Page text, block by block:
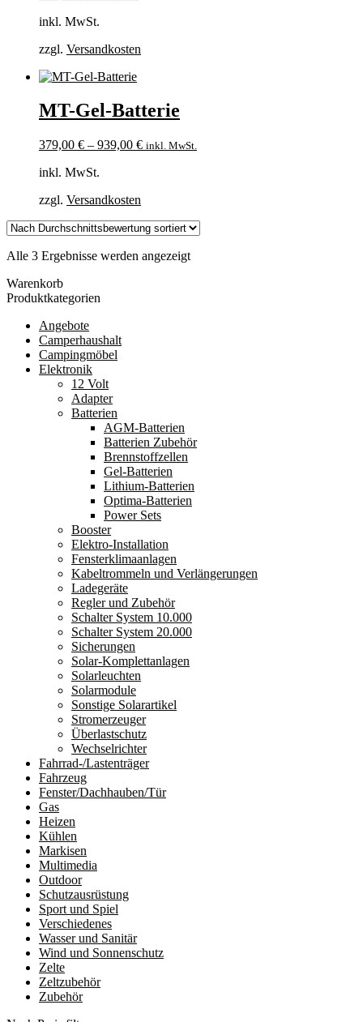
inkl. MwSt.
zzgl. Versandkosten
MT-Gel-Batterie
379,00 € – 939,00 € inkl. MwSt.
inkl. MwSt.
zzgl. Versandkosten
Alle 3 Ergebnisse werden angezeigtNach
Warenkorb
Produktkategorien
Angebote
Camperhaushalt
Campingmöbel
Elektronik
12 Volt
Adapter
Batterien
AGM-Batterien
Batterien Zubehör
Brennstoffzellen
Gel-Batterien
Lithium-Batterien
Optima-Batterien
Power Sets
Booster
Elektro-Installation
Fensterklimaanlagen
Kabeltrommeln und Verlängerungen
Ladegeräte
Regler und Zubehör
Schalter System 10.000
Schalter System 20.000
Sicherungen
Solar-Komplettanlagen
Solarleuchten
Solarmodule
Sonstige Solarartikel
Stromerzeuger
Überlastschutz
Wechselrichter
Fahrrad-/Lastenträger
Fahrzeug
Fenster/Dachhauben/Tür
Gas
Heizen
Kühlen
Markisen
Multimedia
Outdoor
Schutzausrüstung
Sport und Spiel
Verschiedenes
Wasser und Sanitär
Wind und Sonnenschutz
Zelte
Zeltzubehör
Zubehör